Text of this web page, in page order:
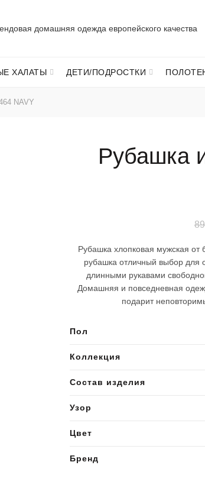
ХАЛАТЫ ДЕТИ/ПОДРОСТКИ
NAVY
Рубашка
Рубашка хлопковая мужская
рубашка отличный выбор для
длинными рукавами
Домашняя и повседневная
подарит
Пол
Коллекция
Состав изделия
Узор
Цвет
Бренд